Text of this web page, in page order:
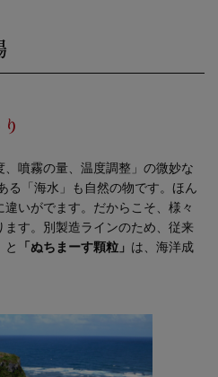
噴霧の量、温度調整」の微妙な
る「海水」も自然の物です。ほん
いがでます。だからこそ、様々
す。別製造ラインのため、従来
と 「ぬちまーす顆粒」 は、海洋成